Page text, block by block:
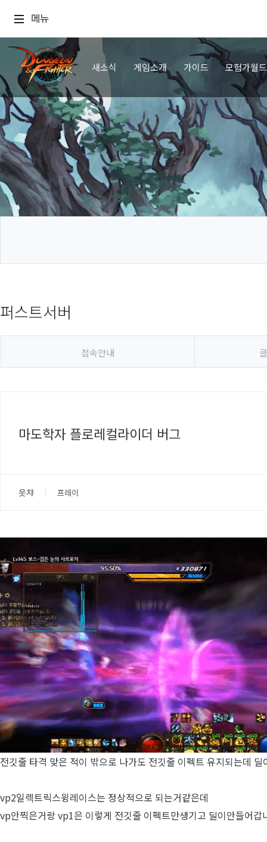
메뉴
새소식 게임소개 가이드 모험가월드
퍼스트서버
접속안내
마도학자 플로레컬라이더 버그
읏챠 프레이
전깃줄 타격 맞은 적이 밖으로 나가도 전깃줄 이펙트 유지되는데
vp2일렉트릭스윙레이스는 정상적으로 되는거같은데
vp안찍은거랑 vp1은 이렇게 전깃줄 이펙트만생기고 딜이안들어갑